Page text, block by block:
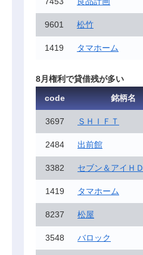
9601 松竹
1419 タマホーム
8月権利で貸借残が多い
code
銘柄名
3697 ＳＨＩＦＴ
2484 出前館
3382 セブン＆アイＨＤ
1419 タマホーム
8237 松屋
3548 バロック